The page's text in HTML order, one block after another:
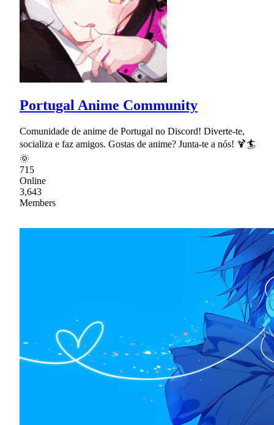
Portugal Anime Community
Comunidade de anime de Portugal no Discord! Diverte-te,
socializa e faz amigos. Gostas de anime? Junta-te a nós! 🍹🏄
🌞
715
Online
3,643
Members